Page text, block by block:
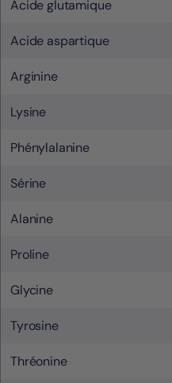
Acide glutamique
Acide aspartique
Arginine
Lysine
Phénylalanine
Sérine
Alanine
Proline
Glycine
Tyrosine
Thréonine